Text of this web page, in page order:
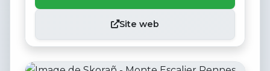
Site web